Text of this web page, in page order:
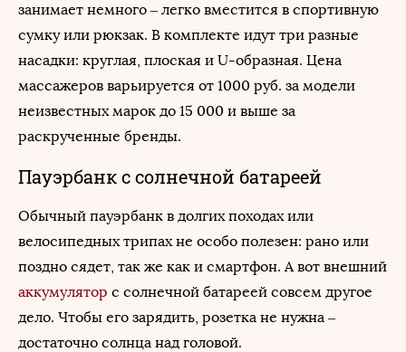
занимает немного – легко вместится в спортивную
сумку или рюкзак. В комплекте идут три разные
насадки: круглая, плоская и U-образная. Цена
массажеров варьируется от 1000 руб. за модели
неизвестных марок до 15 000 и выше за
раскрученные бренды.
Пауэрбанк с солнечной батареей
Обычный пауэрбанк в долгих походах или
велосипедных трипах не особо полезен: рано или
поздно сядет, так же как и смартфон. А вот внешний
аккумулятор с солнечной батареей совсем другое
дело. Чтобы его зарядить, розетка не нужна –
достаточно солнца над головой.